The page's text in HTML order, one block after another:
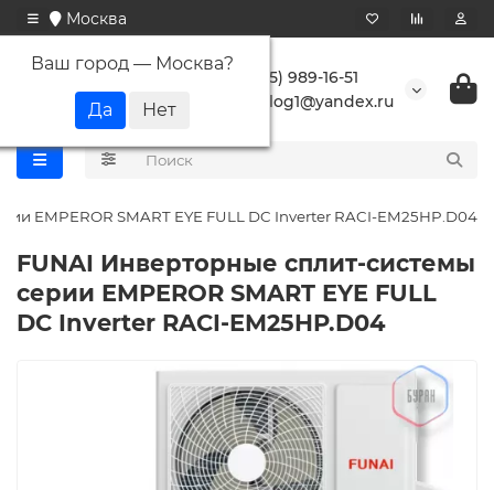
Москва
Ваш город — Москва?
+7 (495) 989-16-51
buranlog1@yandex.ru
EMPEROR SMART EYE FULL DC Inverter RACI-EM25HP.D04
FUNAI Инверторные сплит-системы
серии EMPEROR SMART EYE FULL
DC Inverter RACI-EM25HP.D04